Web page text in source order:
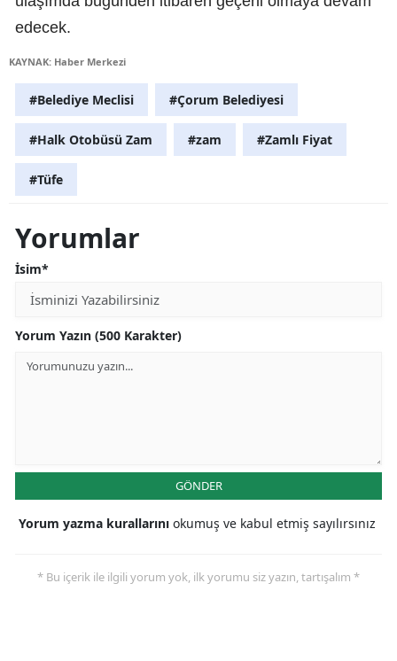
edecek.
KAYNAK: Haber Merkezi
#Belediye Meclisi #Çorum Belediyesi
#Halk Otobüsü Zam #zam #Zamlı Fiyat
#Tüfe
Yorumlar
İsim*
Yorum Yazın (500 Karakter)
GÖNDER
Yorum yazma kurallarını okumuş ve kabul etmiş sayılırsınız
* Bu içerik ile ilgili yorum yok, ilk yorumu siz yazın, tartışalım *